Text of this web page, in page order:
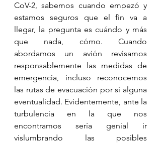
CoV-2, sabemos cuando empezó y
estamos seguros que el fin va a
llegar, la pregunta es cuándo y más
que nada, cómo. Cuando
abordamos un avión revisamos
responsablemente las medidas de
emergencia, incluso reconocemos
las rutas de evacuación por si alguna
eventualidad. Evidentemente, ante la
turbulencia en la que nos
encontramos sería genial ir
vislumbrando las posibles